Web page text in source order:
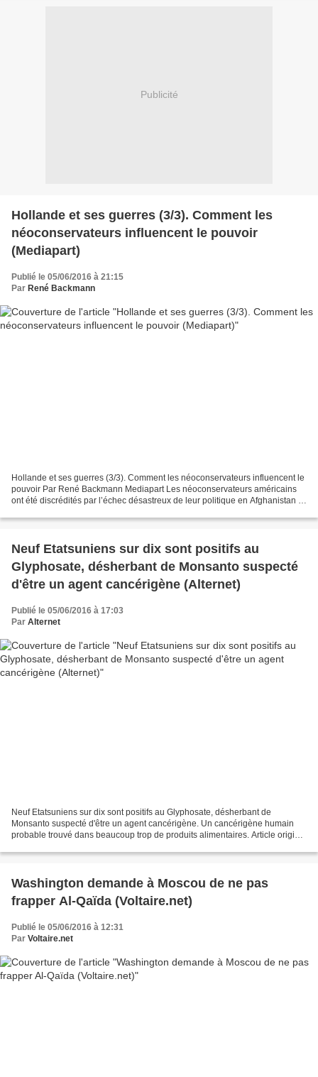
Publicité
Hollande et ses guerres (3/3). Comment les
néoconservateurs influencent le pouvoir
(Mediapart)
Publié le 05/06/2016 à 21:15
Par René Backmann
Hollande et ses guerres (3/3). Comment les néoconservateurs influencent le
pouvoir Par René Backmann Mediapart Les néoconservateurs américains
ont été discrédités par l’échec désastreux de leur politique en Afghanistan et
Neuf Etatsuniens sur dix sont positifs au
Glyphosate, désherbant de Monsanto suspecté
d'être un agent cancérigène (Alternet)
Publié le 05/06/2016 à 17:03
Par Alternet
Neuf Etatsuniens sur dix sont positifs au Glyphosate, désherbant de
Monsanto suspecté d'être un agent cancérigène. Un cancérigène humain
probable trouvé dans beaucoup trop de produits alimentaires. Article original
Washington demande à Moscou de ne pas
frapper Al-Qaïda (Voltaire.net)
Publié le 05/06/2016 à 12:31
Par Voltaire.net